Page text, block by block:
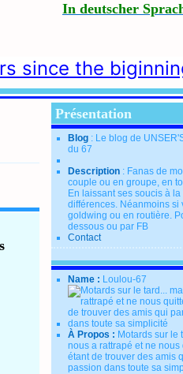
In deutscher
since the
Présentation
Blog : Le blog de
du 67
Description : Fanas de
couple ou en groupe, en
En laissant ses soucis à
différences. Néanmoins si
goldwing ou en routière.
dessous ou par FB
Contact
Name : Loulou-67
À Propos : Motards sur le
nous a rattrapé et ne
étant de trouver des amis
passion dans toute sa